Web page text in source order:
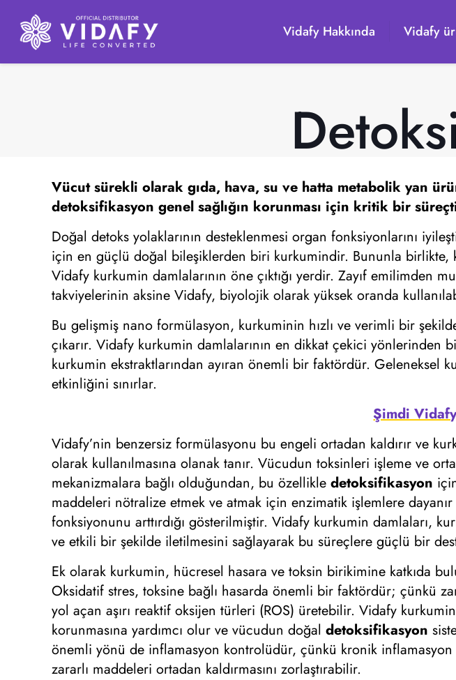
Vidafy Hakkında Vidafy
Vücut sürekli olarak gıda, hava, su ve hatta metabolik yan
detoksifikasyon genel sağlığın korunması için kritik bir
Doğal detoks yolaklarının desteklenmesi organ fonksiyonlarını
için en güçlü doğal bileşiklerden biri kurkumindir. Bununla birlikte,
Vidafy kurkumin damlalarının öne çıktığı yerdir. Zayıf emilimden
takviyelerinin aksine Vidafy, biyolojik olarak yüksek oranda
Bu gelişmiş nano formülasyon, kurkuminin hızlı ve verimli bir
çıkarır. Vidafy kurkumin damlalarının en dikkat çekici
kurkumin ekstraktlarından ayıran önemli bir faktördür.
etkinliğini sınırlar.
Şimdi
Vidafy’nin benzersiz formülasyonu bu engeli ortadan kaldırır ve
olarak kullanılmasına olanak tanır. Vücudun toksinleri işleme ve
mekanizmalara bağlı olduğundan, bu özellikledetoksifikasyon
maddeleri nötralize etmek ve atmak için enzimatik işlemlere
fonksiyonunu arttırdığı gösterilmiştir. Vidafy kurkumin damlaları,
ve etkili bir şekilde iletilmesini sağlayarak bu süreçlere güçlü bir
Ek olarak kurkumin, hücresel hasara ve toksin birikimine katkıda
Oksidatif stres, toksine bağlı hasarda önemli bir faktördür; çünkü
yol açan aşırı reaktif oksijen türleri (ROS) üretebilir. Vidafy
korunmasına yardımcı olur ve vücudun doğaldetoksifikasyon
önemli yönü de inflamasyon kontrolüdür, çünkü kronik
zararlı maddeleri ortadan kaldırmasını zorlaştırabilir.